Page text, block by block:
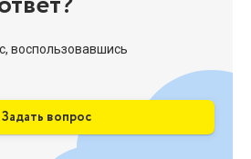
воспользовавшись
Задать вопрос